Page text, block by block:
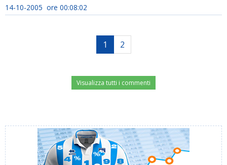
14-10-2005 ore 00:08:02
1 2
Visualizza tutti i commenti